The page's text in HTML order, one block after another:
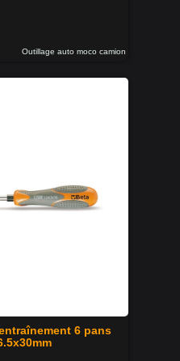
Outillage auto moco camion
6 pans